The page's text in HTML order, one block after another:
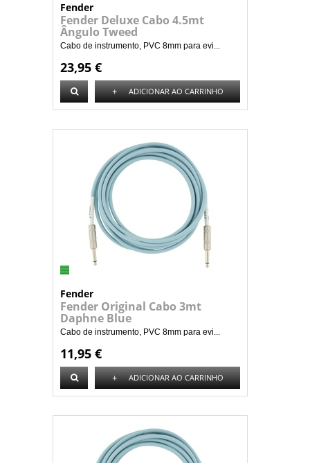
Fender
Fender Deluxe Cabo 4.5mt
Ângulo Tweed
Cabo de instrumento, PVC 8mm para evi...
23,95 €
+ ADICIONAR AO CARRINHO
Fender
Fender Original Cabo 3mt
Daphne Blue
Cabo de instrumento, PVC 8mm para evi...
11,95 €
+ ADICIONAR AO CARRINHO